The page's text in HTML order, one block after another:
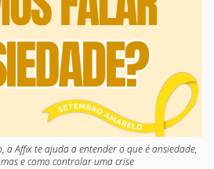
a Affix te ajuda a entender o que é ansiedade,
e como controlar uma crise